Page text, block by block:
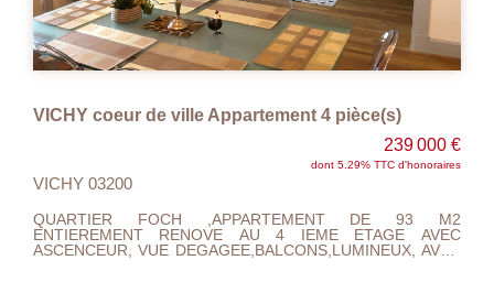
VICHY coeur de ville Appartement 4 pièce(s)
239 000 €
dont 5.29% TTC d'honoraires
VICHY 03200
QUARTIER FOCH ,APPARTEMENT DE 93 M2
ENTIEREMENT RENOVE AU 4 IEME ETAGE AVEC
ASCENCEUR, VUE DEGAGEE,BALCONS,LUMINEUX, AVEC